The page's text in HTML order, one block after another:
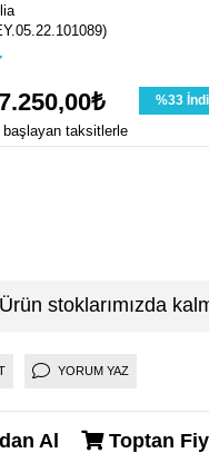
7.250,00₺ %33
başlayan taksitlerle
Ürün stoklarımızda
YORUM YAZ
Al Toptan